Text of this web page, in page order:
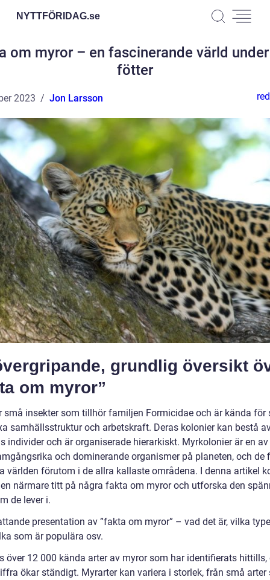
NYTTFÖRIDAG.se
om myror – en fascinerande värld
fötter
2023 Jon Larsson
grundlig översikt
om myror”
små insekter som tillhör familjen Formicidae och är kända för
samhällsstruktur och arbetskraft. Deras kolonier kan bestå
individer och är organiserade hierarkiskt. Myrkolonier är en av
och dominerande organismer på planeten, och de
världen förutom i de allra kallaste områdena. I denna artikel
närmare titt på några fakta om myror och utforska den
de lever i.
presentation av ”fakta om myror” – vad det är, vilka
som är populära osv.
över 12 000 kända arter av myror som har identifierats hittills,
ökar ständigt. Myrarter kan variera i storlek, från små arter